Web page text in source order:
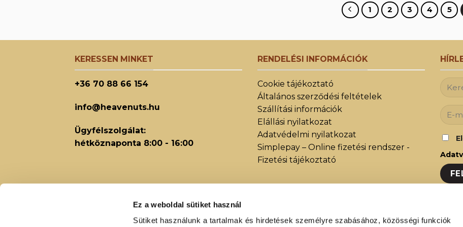
Ez a weboldal sütiket használ
Sütiket használunk a tartalmak és hirdetések személyre szabásához, közösségi funkciók
330 Ft.
1
2 3 4 5
KERESSEN MINKET
+36 70 88 66 154
info@heavenuts.hu
Ügyfélszolgálat:
hétköznaponta 8:00 - 16:00
RENDELÉSI INFORMÁCIÓK
Cookie tájékoztató
Általános szerződési feltételek
Szállítási információk
Elállási nyilatkozat
Adatvédelmi nyilatkozat
Simplepay – Online fizetési rendszer -
Fizetési tájékoztató
között